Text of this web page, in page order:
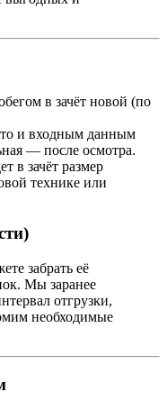
в зачёт новой (по
и входным данным
— после осмотра.
в зачёт размер
технике или
забрать её
Мы заранее
отгрузки,
необходимые